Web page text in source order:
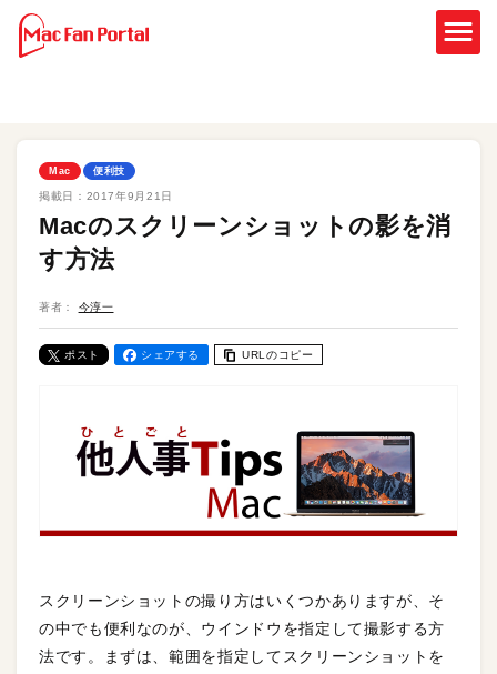
Mac 便利技
掲載日： 2017年9月21日
Macのスクリーンショットの影を消
す方法
著者： 今淳一
ポスト シェアする URLのコピー
スクリーンショットの撮り方はいくつかありますが、そ
の中でも便利なのが、ウインドウを指定して撮影する方
法です。まずは、範囲を指定してスクリーンショットを